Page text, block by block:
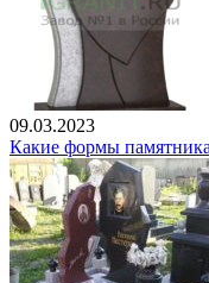
09.03.2023
Какие формы